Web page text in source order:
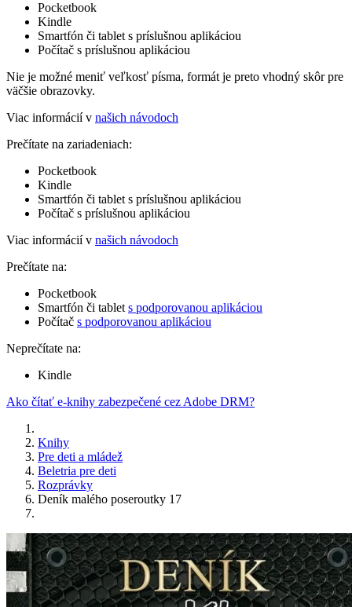
Pocketbook
Kindle
Smartfón či tablet s príslušnou aplikáciou
Počítač s príslušnou aplikáciou
Nie je možné meniť veľkosť písma, formát je preto vhodný skôr pre
väčšie obrazovky.
Viac informácií v našich návodoch
Prečítate na zariadeniach:
Pocketbook
Kindle
Smartfón či tablet s príslušnou aplikáciou
Počítač s príslušnou aplikáciou
Viac informácií v našich návodoch
Prečítate na:
Pocketbook
Smartfón či tablet s podporovanou aplikáciou
Počítač s podporovanou aplikáciou
Neprečítate na:
Kindle
Ako čítať e-knihy zabezpečené cez Adobe DRM?
Knihy
Pre deti a mládež
Beletria pre deti
Rozprávky
Deník malého poseroutky 17